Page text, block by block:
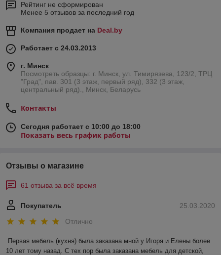
Рейтинг не сформирован
Менее 5 отзывов за последний год
Компания продает на Deal.by
Работает с 24.03.2013
г. Минск
Посмотреть образцы: г. Минск, ул. Тимирязева, 123/2, ТРЦ
"Град", пав. 301 (3 этаж, первый ряд), 332 (3 этаж,
центральный ряд)., Минск, Беларусь
Контакты
Сегодня работает с 10:00 до 18:00
Показать весь график работы
Отзывы о магазине
61 отзыва за всё время
25.03.2020
Покупатель
Отлично
Первая мебель (кухня) была заказана мной у Игоря и Елены более
10 лет тому назад. С тех пор была заказана мебель для детской,